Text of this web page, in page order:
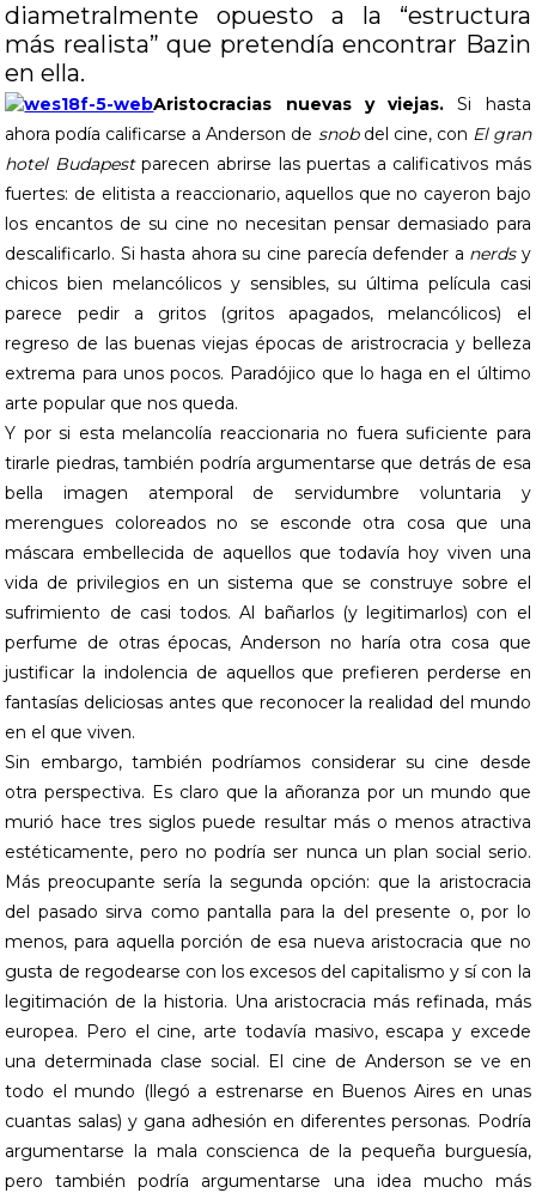
diametralmente opuesto a la “estructura
más realista” que pretendía encontrar Bazin
en ella.
Aristocracias nuevas y viejas.Si hasta
ahora podía calificarse a Anderson de snobdel cine, con El gran
hotel Budapestparecen abrirse las puertas a calificativos más
fuertes: de elitista a reaccionario, aquellos que no cayeron bajo
los encantos de su cine no necesitan pensar demasiado para
descalificarlo. Si hasta ahora su cine parecía defender a nerdsy
chicos bien melancólicos y sensibles, su última película casi
parece pedir a gritos (gritos apagados, melancólicos) el
regreso de las buenas viejas épocas de aristrocracia y belleza
extrema para unos pocos. Paradójico que lo haga en el último
arte popular que nos queda.
Y por si esta melancolía reaccionaria no fuera suficiente para
tirarle piedras, también podría argumentarse que detrás de esa
bella imagen atemporal de servidumbre voluntaria y
merengues coloreados no se esconde otra cosa que una
máscara embellecida de aquellos que todavía hoy viven una
vida de privilegios en un sistema que se construye sobre el
sufrimiento de casi todos. Al bañarlos (y legitimarlos) con el
perfume de otras épocas, Anderson no haría otra cosa que
justificar la indolencia de aquellos que prefieren perderse en
fantasías deliciosas antes que reconocer la realidad del mundo
en el que viven.
Sin embargo, también podríamos considerar su cine desde
otra perspectiva. Es claro que la añoranza por un mundo que
murió hace tres siglos puede resultar más o menos atractiva
estéticamente, pero no podría ser nunca un plan social serio.
Más preocupante sería la segunda opción: que la aristocracia
del pasado sirva como pantalla para la del presente o, por lo
menos, para aquella porción de esa nueva aristocracia que no
gusta de regodearse con los excesos del capitalismo y sí con la
legitimación de la historia. Una aristocracia más refinada, más
europea. Pero el cine, arte todavía masivo, escapa y excede
una determinada clase social. El cine de Anderson se ve en
todo el mundo (llegó a estrenarse en Buenos Aires en unas
cuantas salas) y gana adhesión en diferentes personas. Podría
argumentarse la mala conscienca de la pequeña burguesía,
pero también podría argumentarse una idea mucho más